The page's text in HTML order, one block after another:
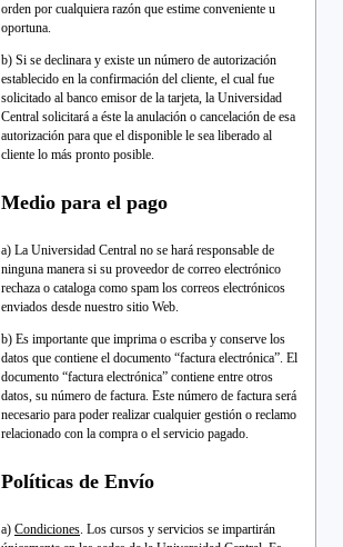
orden por cualquiera razón que estime conveniente u
oportuna.
b) Si se declinara y existe un número de autorización
establecido en la confirmación del cliente, el cual fue
solicitado al banco emisor de la tarjeta, la Universidad
Central solicitará a éste la anulación o cancelación de esa
autorización para que el disponible le sea liberado al
cliente lo más pronto posible.
Medio para el pago
a) La Universidad Central no se hará responsable de
ninguna manera si su proveedor de correo electrónico
rechaza o cataloga como spam los correos electrónicos
enviados desde nuestro sitio Web.
b) Es importante que imprima o escriba y conserve los
datos que contiene el documento “factura electrónica”. El
documento “factura electrónica” contiene entre otros
datos, su número de factura. Este número de factura será
necesario para poder realizar cualquier gestión o reclamo
relacionado con la compra o el servicio pagado.
Políticas de Envío
a) Condiciones. Los cursos y servicios se impartirán